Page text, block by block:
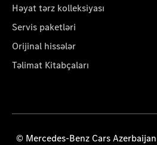
Həyat tərz kolleksiyası
Servis paketləri
Orijinal hissələr
Təlimat Kitabçaları
© Mercedes-Benz Cars